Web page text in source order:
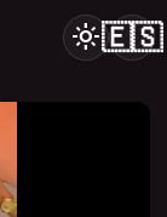
light_mode🇪🇸